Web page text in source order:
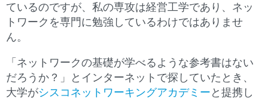
ているのですが、私の専攻は経営工学であり、ネッ
トワークを専門に勉強しているわけではありませ
ん。
「ネットワークの基礎が学べるような参考書はない
だろうか？」とインターネットで探していたとき、
大学がシスコネットワーキングアカデミー と提携し